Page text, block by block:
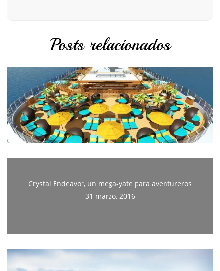
Posts relacionados
Crystal Endeavor, un mega-yate para aventureros
31 marzo, 2016